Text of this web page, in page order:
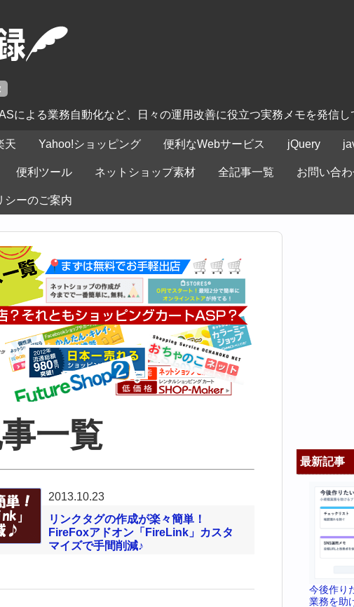
による業務自動化など、日々の運用改善に役立つ実務メモを発信し
天 Yahoo!ショッピング 便利なWebサービス jQuery
便利ツール ネットショップ素材 全記事一覧 お問い合
シーのご案内
一覧
2013.10.23
リンクタグの作成が楽々簡単！
FireFoxアドオン「FireLink」カスタ
マイズで手間削減♪
最新記事
今後作り
業務を助